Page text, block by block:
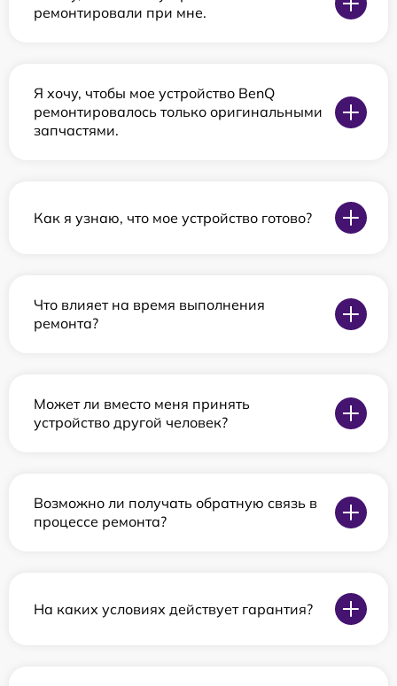
ремонтировали при мне.
Я хочу, чтобы мое устройство BenQ
ремонтировалось только оригинальными
запчастями.
Как я узнаю, что мое устройство готово?
Что влияет на время выполнения
ремонта?
Может ли вместо меня принять
устройство другой человек?
Возможно ли получать обратную связь в
процессе ремонта?
На каких условиях действует гарантия?